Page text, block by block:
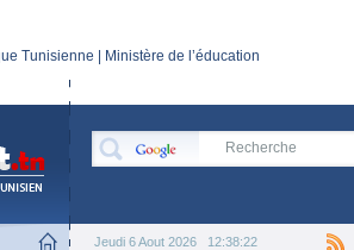
Tunisienne | Ministère de l’éducation
Jeudi 6 Aout 2026 12:38:22